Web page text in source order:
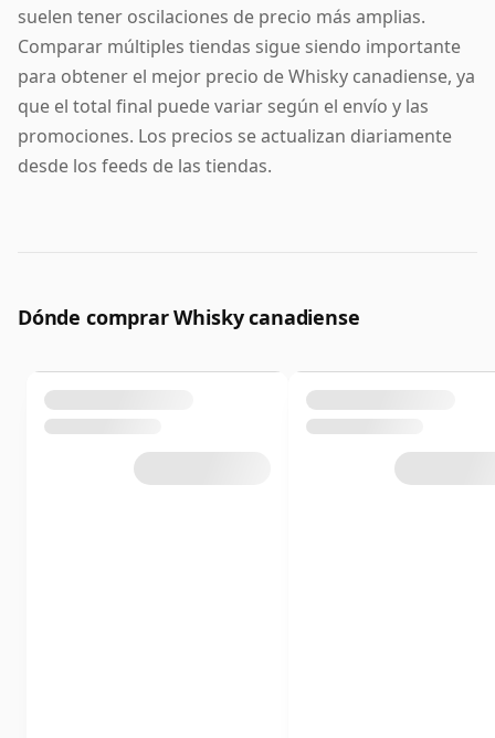
suelen tener oscilaciones de precio más amplias.
Comparar múltiples tiendas sigue siendo importante
para obtener el mejor precio de Whisky canadiense, ya
que el total final puede variar según el envío y las
promociones. Los precios se actualizan diariamente
desde los feeds de las tiendas.
Dónde comprar Whisky canadiense